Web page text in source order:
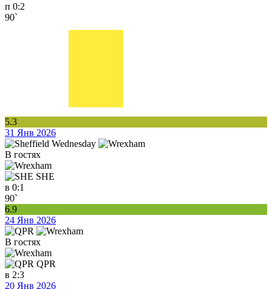
п 0:2
90`
5.3
31 Янв 2026
В гостях
SHE
в 0:1
90`
6.9
24 Янв 2026
В гостях
QPR
в 2:3
20 Янв 2026